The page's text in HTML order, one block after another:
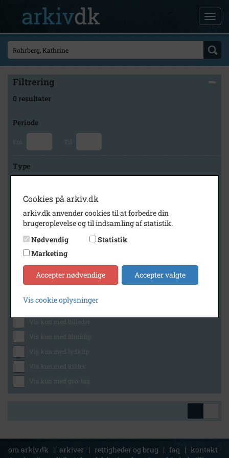
Filtrering
0 resultater
Periode
Fra Til
Type
Arkiv
Holbæk-Arkiverne / Tølløse Lokalarkiv
Generelt
Vis kun med billeder
Vis kun med filmklip
Vis kun med lydklip
Vis kun med kilder
Vis kun med geo-tag
om arkiv.dk | arkiver | rettigheder og brug | faq | kontakt
Cookies på arkiv.dk
arkiv.dk anvender cookies til at forbedre din
brugeroplevelse og til indsamling af statistik.
Nødvendig
Statistik
Marketing
Accepter nødvendige Accepter valgte
Vis cookie oplysninger